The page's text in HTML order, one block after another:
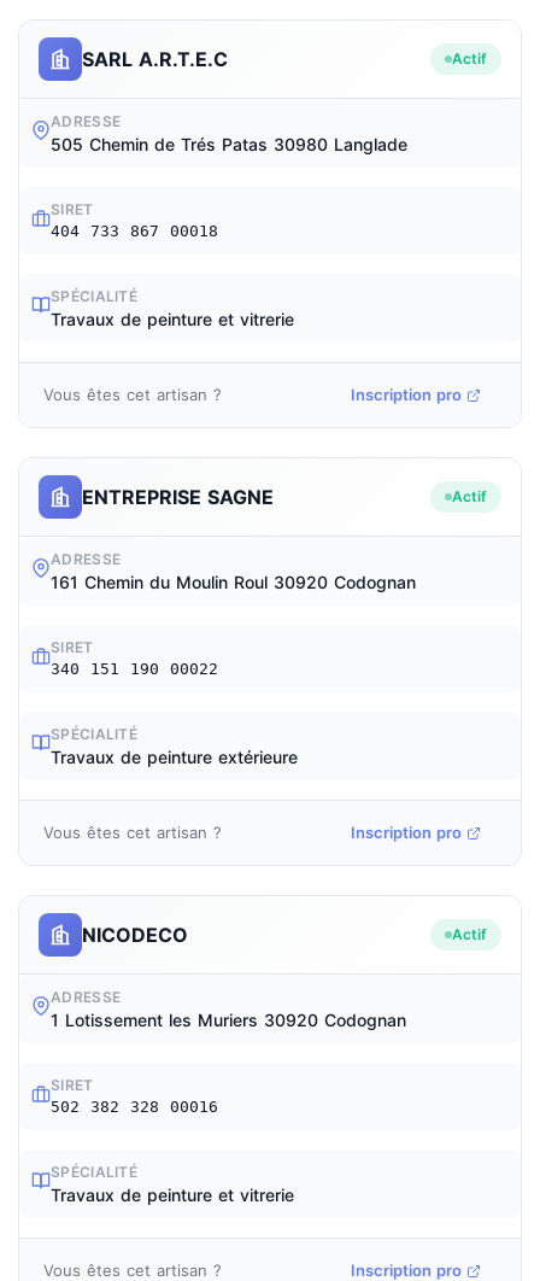
SARL A.R.T.E.C Actif
ADRESSE
505 Chemin de Trés Patas 30980 Langlade
SIRET
404 733 867 00018
SPÉCIALITÉ
Travaux de peinture et vitrerie
Vous êtes cet artisan ? Inscription pro
ENTREPRISE SAGNE Actif
ADRESSE
161 Chemin du Moulin Roul 30920 Codognan
SIRET
340 151 190 00022
SPÉCIALITÉ
Travaux de peinture extérieure
Vous êtes cet artisan ? Inscription pro
NICODECO Actif
ADRESSE
1 Lotissement les Muriers 30920 Codognan
SIRET
502 382 328 00016
SPÉCIALITÉ
Travaux de peinture et vitrerie
Vous êtes cet artisan ? Inscription pro